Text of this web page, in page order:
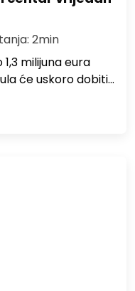
2min
milijuna eura
će uskoro dobiti…